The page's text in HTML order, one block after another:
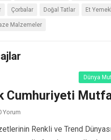
Çorbalar Doğal Tatlar Et
Malzemeler
Dünya
Cumhuriyeti
Yorum
Renkli ve Trend